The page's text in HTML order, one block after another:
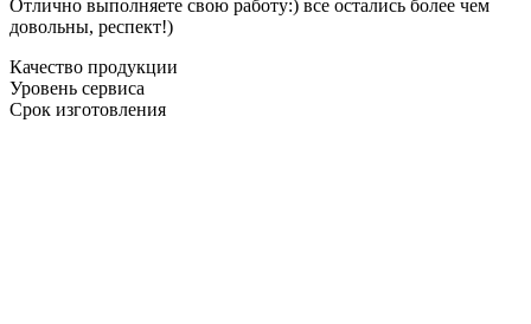
Отлично выполняете свою работу:) все остались более чем
довольны, респект!)
Качество продукции
Уровень сервиса
Срок изготовления